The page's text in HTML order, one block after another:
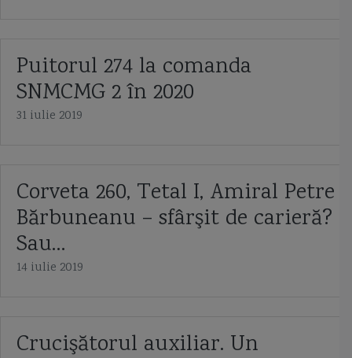
Puitorul 274 la comanda
SNMCMG 2 în 2020
31 iulie 2019
Corveta 260, Tetal I, Amiral Petre
Bărbuneanu – sfârşit de carieră?
Sau…
14 iulie 2019
Crucişătorul auxiliar. Un